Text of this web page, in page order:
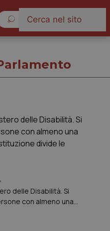
delle Disabilità. Si
con almeno una